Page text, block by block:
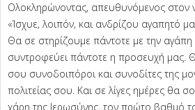
Ολοκληρώνοντας, απευθυνόμενος
«Ίσχυε, λοιπόν, και ανδρίζου αγαπητό
Θα σε στηρίζουμε πάντοτε με την
συντροφεύει πάντοτε η προσευχή μας.
σου συνοδοιπόροι και συνοδίτες της
πολιτείας σου. Και σε λίγες ημέρες θα
χάρη της Ιερωσύνης, τον πρώτο βαθμό